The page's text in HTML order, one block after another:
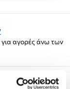
αγορές άνω των
14 ημέρων